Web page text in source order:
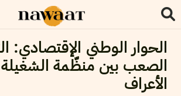
الحوار الوطني الإقتصادي:
الصعب بين منظّمة
الأعراف